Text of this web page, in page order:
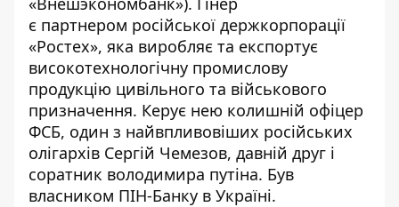
є партнером російської держкорпорації
«Ростех», яка виробляє та експортує
високотехнологічну промислову
продукцію цивільного та військового
призначення. Керує нею колишній офіцер
ФСБ, один з найвпливовіших російських
олігархів Сергій Чемезов, давній друг і
соратник володимира путіна. Був
власником ПІН-Банку в Україні.